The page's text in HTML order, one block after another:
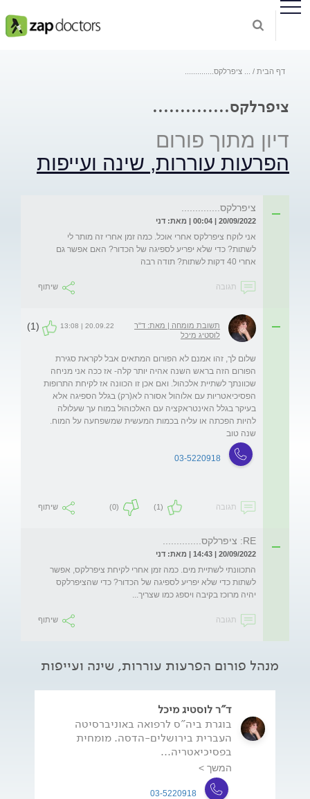
דף הבית ציפרלקס..............
ציפרלקס..............
דיון מתוך פורום
הפרעות עוררות, שינה ועייפות
ציפרלקס..............
20/09/2022 | 00:04 | מאת: דני
אני לוקח ציפרלקס אחרי אוכל. כמה זמן אחרי זה מותר לי
לשתות? כדי שלא יפריע לספיגה של הכדור? האם אפשר גם
אחרי 40 דקות לשתות? תודה רבה
תגובה שיתוף
תשובת מומחה | מאת: ד"ר
לוסטיג מיכל
20.09.22 | 13:08
(1)
שלום לך, זהו אמנם לא הפורום המתאים אבל לקראת סגירת
הפורום הזה בראש השנה אהיה יותר קלה- אז ככה אני מניחה
שכוונתך לשתיית אלכהול. ואם אכן זו הכוונה אז לקיחת התרופות
הפסיכיאטריות עם אלוהול אסורה לא(רק) בגלל הספיגה אלא
בעיקר בגלל האינטראקציה עם האלכוהול במוח עך שעלולה
להיות הפכתה או עליה בכמות המעשית שמשפחעה על המוח.
שנה טוב
03-5220918
תגובה (1)
(0) שיתוף
RE: ציפרלקס..............
20/09/2022 | 14:43 | מאת: דני
התכוונתי לשתיית מים. כמה זמן אחרי לקיחת ציפרלקס, אפשר
לשתות כדי שלא יפריע לספיגה של הכדור? כדי שהציפרלקס
יהיה מרוכז בקיבה ויספג כמו שצריך...
תגובה שיתוף
מנהל פורום הפרעות עוררות, שינה ועייפות
ד"ר לוסטיג מיכל
בוגרת ביה"ס לרפואה באוניברסיטה
העברית בירושלים-הדסה. מומחית
בפסיכיאטריה...
המשך >
03-5220918